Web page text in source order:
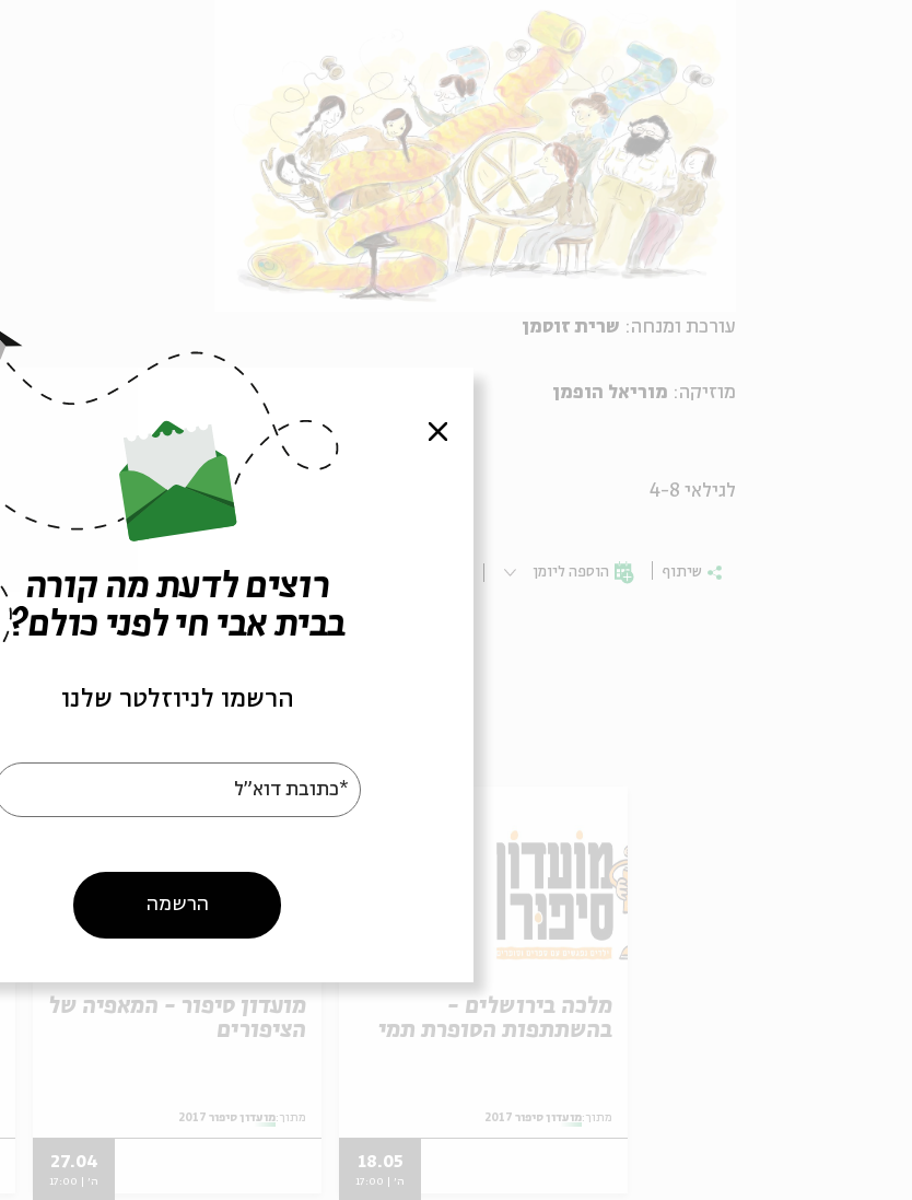
עורכת ומנחה: שרית זוסמן
מוזיקה: מוריאל הופמן
לגילאי 4-8
שיתוף הוספה ליומן
אירועים נוספים בסדרה
מלכה בירושלים -
בהשתתפות הסופרת תמי
מתוך:מועדון סיפור 2017
18.05
ה' | 17:00
מועדון סיפור - המאפיה של
הציפורים
מתוך:מועדון סיפור 2017
27.04
ה' | 17:00
סגור
רוצים לדעת מה קורה
בבית אבי חי לפני כולם?
הרשמו לניוזלטר שלנו
*כתובת דוא"ל
הרשמה